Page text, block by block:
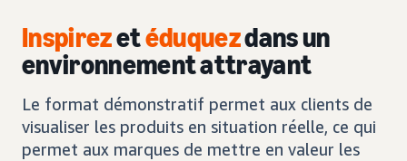
Inspirezetéduquezdans un
environnement attrayant
Le format démonstratif permet aux clients de
visualiser les produits en situation réelle, ce qui
permet aux marques de mettre en valeur les